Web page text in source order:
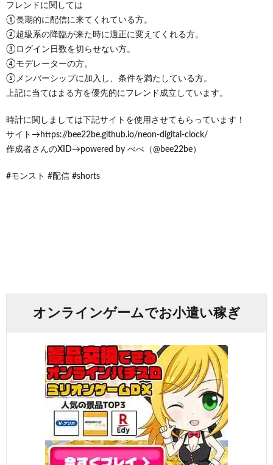
フレンドに関しては
①長期的に配信に来てくれている方。
②超級系の降臨が来た時に適正に変えてくれる方。
③ログイン日数を切らせない方。
④モデレーターの方。
⑤メンバーシップに加入し、条件を満たしている方。
上記に当てはまる方を優先的にフレンド成立しています。
時計に関しましては下記サイトを使用させてもらっています！
サイト→https://bee22be.github.io/neon-digital-clock/
作成者さんのXID→powered by べべ（@bee22be）
#モンスト #配信 #shorts
オンラインゲームでお小遣い稼ぎ